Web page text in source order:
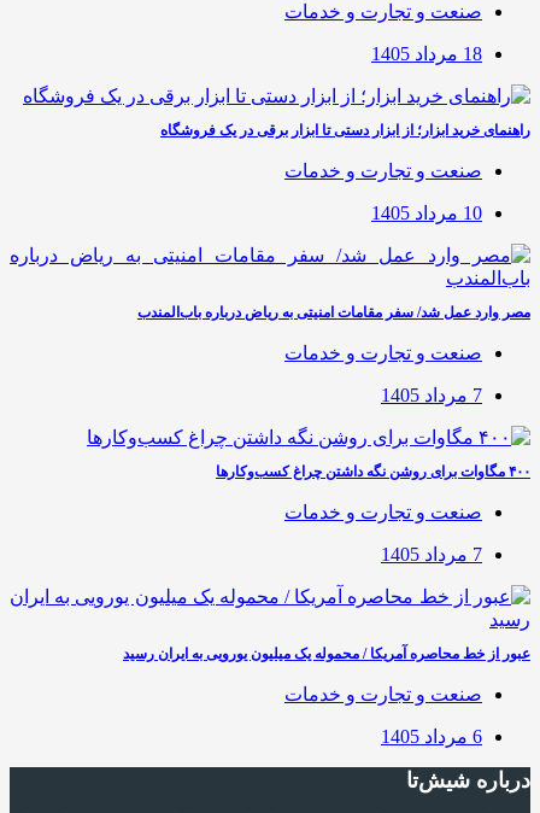
صنعت و تجارت و خدمات
18 مرداد 1405
راهنمای خرید ابزار؛ از ابزار دستی تا ابزار برقی در یک فروشگاه
صنعت و تجارت و خدمات
10 مرداد 1405
مصر وارد عمل شد/ سفر مقامات امنیتی به ریاض درباره باب‌المندب
صنعت و تجارت و خدمات
7 مرداد 1405
۴۰۰ مگاوات برای روشن نگه داشتن چراغ کسب‌وکار‌ها
صنعت و تجارت و خدمات
7 مرداد 1405
عبور از خط محاصره آمریکا / محموله یک میلیون یورویی به ایران رسید
صنعت و تجارت و خدمات
6 مرداد 1405
درباره شیش‌تا